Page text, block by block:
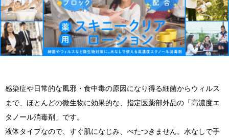
感染症や日常的な風邪・食中毒の原因になり得る細菌からウィルス
まで、ほとんどの微生物に効果的な、指定医薬部外品の「高濃度エ
タノール消毒剤」です。
液体タイプなので、すぐ肌になじみ、べたつきません。水なしで手